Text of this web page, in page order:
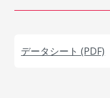
データシート (PDF)